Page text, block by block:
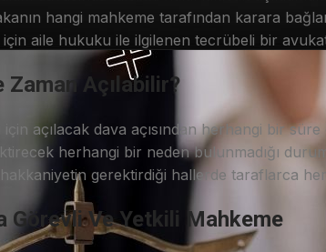
hangi mahkeme tarafından karara
aile hukuku ile ilgilenen tecrübeli bir
Zaman Açılabilir?
için açılacak dava açısından herhangi bir
herhangi bir neden bulunmadığı
gerektirdiği hallerde taraflarca her
Görevli Ve Yetkili Mahkeme